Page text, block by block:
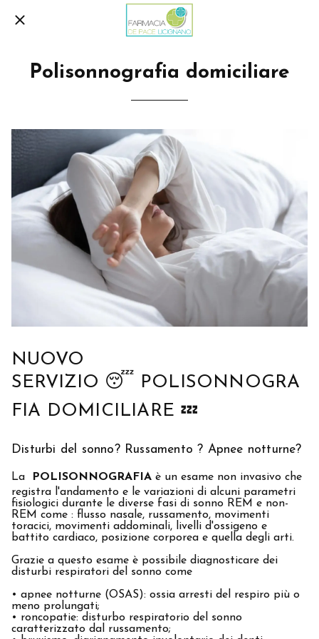
Polisonnografia domiciliare
NUOVO
SERVIZIO 😴
POLISONNOGRA
FIA DOMICILIARE 💤
Disturbi del sonno? Russamento ? Apnee notturne?
La POLISONNOGRAFIA è un esame non invasivo che
registra l'andamento e le variazioni di alcuni parametri
fisiologici durante le diverse fasi di sonno REM e non-
REM come : flusso nasale, russamento, movimenti
toracici, movimenti addominali, livelli d'ossigeno e
battito cardiaco, posizione corporea e quella degli arti.
Grazie a questo esame è possibile diagnosticare dei
disturbi respiratori del sonno come
• apnee notturne (OSAS): ossia arresti del respiro più o
meno prolungati;
• roncopatie: disturbo respiratorio del sonno
caratterizzato dal russamento;